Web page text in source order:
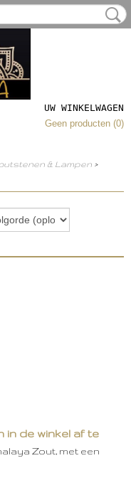
UW WINKELWAGEN
Geen producten (0)
& Lampen >
in de winkel af te
Zout, met een